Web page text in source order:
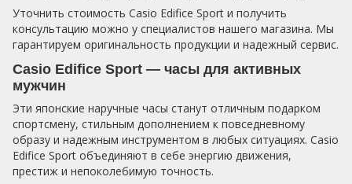
Уточнить стоимость Casio Edifice Sport и получить
консультацию можно у специалистов нашего магазина. Мы
гарантируем оригинальность продукции и надежный сервис.
Casio Edifice Sport — часы для активных
мужчин
Эти японские наручные часы станут отличным подарком
спортсмену, стильным дополнением к повседневному
образу и надежным инструментом в любых ситуациях. Casio
Edifice Sport объединяют в себе энергию движения,
престиж и непоколебимую точность.